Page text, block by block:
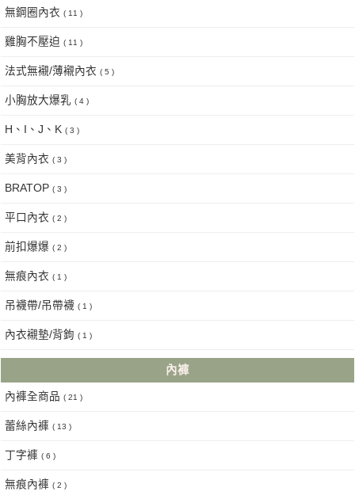
無鋼圈內衣 ( 11 )
雞胸不壓迫 ( 11 )
法式無襯/薄襯內衣 ( 5 )
小胸放大爆乳 ( 4 )
H、I、J、K ( 3 )
美背內衣 ( 3 )
BRATOP ( 3 )
平口內衣 ( 2 )
前扣爆爆 ( 2 )
無痕內衣 ( 1 )
吊襪帶/吊帶襪 ( 1 )
內衣襯墊/背鉤 ( 1 )
內褲
內褲全商品 ( 21 )
蕾絲內褲 ( 13 )
丁字褲 ( 6 )
無痕內褲 ( 2 )